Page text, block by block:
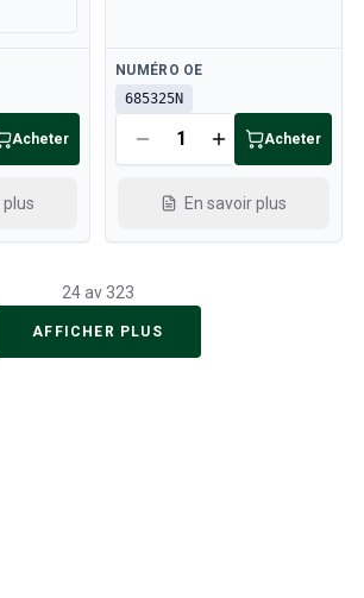
Acheter
plus
Disponible
NUMÉRO OE
685325N
Acheter
En savoir plus
24 av 323
AFFICHER PLUS